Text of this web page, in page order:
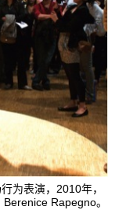
为表演，2010年，
Rapegno。